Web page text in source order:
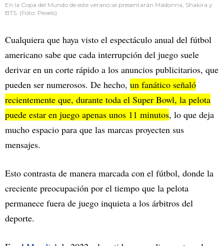
En la Copa del Mundo de este verano se presentarán Madonna, Shakira y
BTS. (Foto: Pexels)
Cualquiera que haya visto el espectáculo anual del fútbol
americano sabe que cada interrupción del juego suele
derivar en un corte rápido a los anuncios publicitarios, que
pueden ser numerosos. De hecho, un fanático señaló
recientemente que, durante toda el Super Bowl, la pelota
puede estar en juego apenas unos 11 minutos, lo que deja
mucho espacio para que las marcas proyecten sus
mensajes.
Esto contrasta de manera marcada con el fútbol, donde la
creciente preocupación por el tiempo que la pelota
permanece fuera de juego inquieta a los árbitros del
deporte.